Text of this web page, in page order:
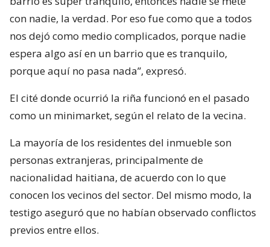
con nadie, la verdad. Por eso fue como que a todos
nos dejó como medio complicados, porque nadie
espera algo así en un barrio que es tranquilo,
porque aquí no pasa nada”, expresó.
El cité donde ocurrió la riña funcionó en el pasado
como un minimarket, según el relato de la vecina.
La mayoría de los residentes del inmueble son
personas extranjeras, principalmente de
nacionalidad haitiana, de acuerdo con lo que
conocen los vecinos del sector. Del mismo modo, la
testigo aseguró que no habían observado conflictos
previos entre ellos.